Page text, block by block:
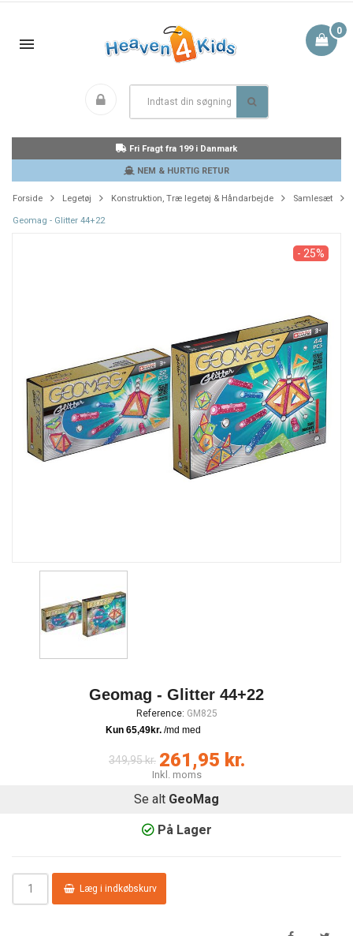
0
Fri Fragt fra 199 i Danmark
NEM & HURTIG RETUR
Forside Legetøj Konstruktion, Træ legetøj & Håndarbejde Samlesæt
Geomag - Glitter 44+22
- 25%
Geomag - Glitter 44+22
Reference: GM825
349,95 kr. 261,95 kr.
Inkl. moms
Se alt GeoMag
På Lager
Læg i indkøbskurv